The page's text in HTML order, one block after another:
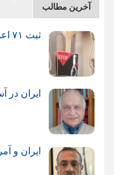
آخرین مطالب
ثبت ۷۱ اعدام در ژوئيه در ایران
ایران در
ایران و